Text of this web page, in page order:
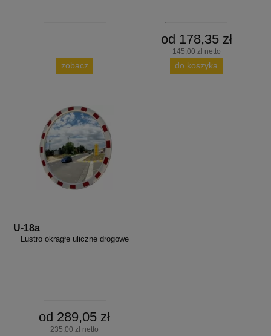
zobacz
od 178,35 zł
145,00 zł netto
do koszyka
U-18a
Lustro okrągłe uliczne drogowe
od 289,05 zł
235,00 zł netto